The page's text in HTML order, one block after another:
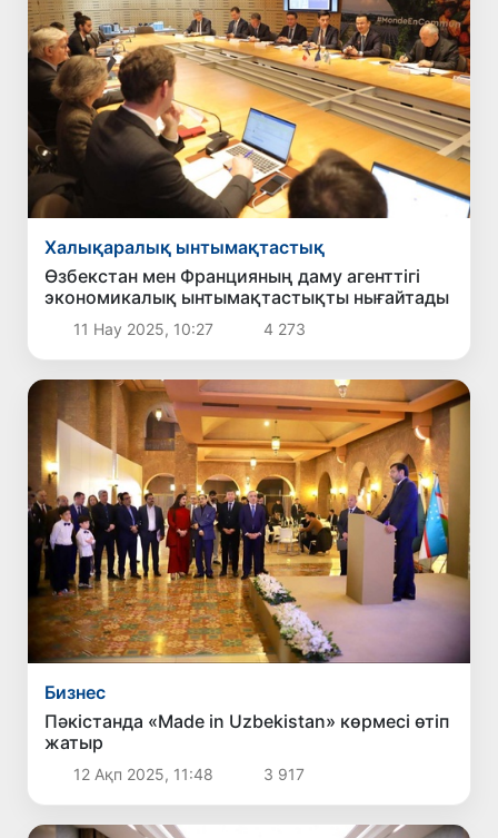
Халықаралық ынтымақтастық
Өзбекстан мен Францияның даму агенттігі
экономикалық ынтымақтастықты нығайтады
11 Нау 2025, 10:27 4 273
Бизнес
Пәкістанда «Made in Uzbekistan» көрмесі өтіп
жатыр
12 Ақп 2025, 11:48 3 917